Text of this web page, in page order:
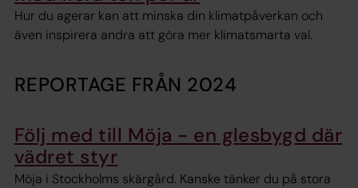
Hur du agerar kan att minska din klimatpåverkan och
även inspirera andra att göra mer klimatsmarta val.
REPORTAGE FRÅN 2024
Följ med till Möja - en glesbygd där
vädret styr
Möja i Stockholms skärgård. Kanske tänker du på stora